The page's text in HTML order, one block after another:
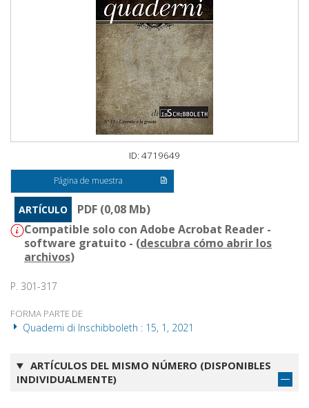
ID: 4719649
Página de muestra
ARTÍCULO
PDF (0,08 Mb)
Compatible solo con Adobe Acrobat Reader -
software gratuito - (descubra cómo abrir los
archivos)
P. 301-317
FORMA PARTE DE
Quaderni di Inschibboleth : 15, 1, 2021
ARTÍCULOS DEL MISMO NÚMERO (DISPONIBLES
INDIVIDUALMENTE)